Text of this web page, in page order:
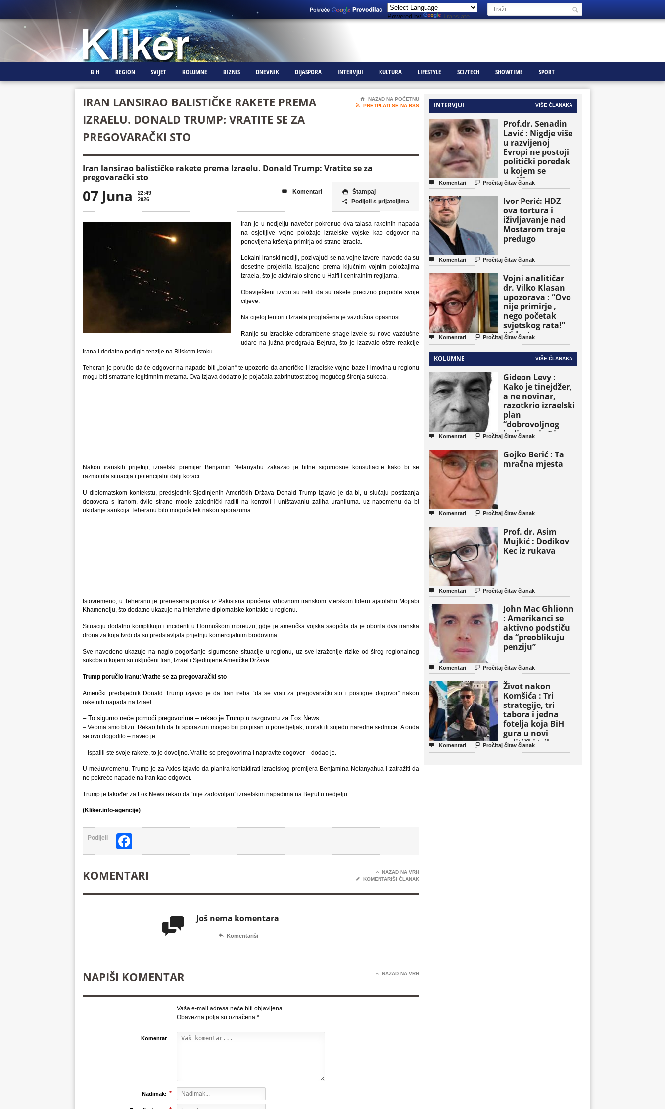
Powered by Translate
BIH REGION SVIJET KOLUMNE BIZNIS DNEVNIK DIJASPORA INTERVJUI KULTURA LIFESTYLE SCI/TECH SHOWTIME SPORT
IRAN LANSIRAO BALISTIČKE RAKETE PREMA
IZRAELU. DONALD TRUMP: VRATITE SE ZA
PREGOVARAČKI STO
⌂
NAZAD NA POČETNU

PRETPLATI SE NA RSS
Iran lansirao balističke rakete prema Izraelu. Donald Trump: Vratite se za
pregovarački sto
07 Juna
22:49
2026
 Štampaj
 Podijeli s prijateljima
 Komentari
Iran je u nedjelju navečer pokrenuo dva talasa raketnih napada
na osjetljive vojne položaje izraelske vojske kao odgovor na
ponovljena kršenja primirja od strane Izraela.
Lokalni iranski mediji, pozivajući se na vojne izvore, navode da su
desetine projektila ispaljene prema ključnim vojnim položajima
Izraela, što je aktiviralo sirene u Haifi i centralnim regijama.
Obaviješteni izvori su rekli da su rakete precizno pogodile svoje
ciljeve.
Na cijeloj teritoriji Izraela proglašena je vazdušna opasnost.
Ranije su Izraelske odbrambene snage izvele su nove vazdušne
udare na južna predgrađa Bejruta, što je izazvalo oštre reakcije
Irana i dodatno podiglo tenzije na Bliskom istoku.
Teheran je poručio da će odgovor na napade biti „bolan“ te upozorio da američke i izraelske vojne baze i imovina u regionu
mogu biti smatrane legitimnim metama. Ova izjava dodatno je pojačala zabrinutost zbog mogućeg širenja sukoba.
Nakon iranskih prijetnji, izraelski premijer Benjamin Netanyahu zakazao je hitne sigurnosne konsultacije kako bi se
razmotrila situacija i potencijalni dalji koraci.
U diplomatskom kontekstu, predsjednik Sjedinjenih Američkih Država Donald Trump izjavio je da bi, u slučaju postizanja
dogovora s Iranom, dvije strane mogle zajednički raditi na kontroli i uništavanju zaliha uranijuma, uz napomenu da bi
ukidanje sankcija Teheranu bilo moguće tek nakon sporazuma.
Istovremeno, u Teheranu je prenesena poruka iz Pakistana upućena vrhovnom iranskom vjerskom lideru ajatolahu Mojtabi
Khameneiju, što dodatno ukazuje na intenzivne diplomatske kontakte u regionu.
Situaciju dodatno komplikuju i incidenti u Hormuškom moreuzu, gdje je američka vojska saopćila da je oborila dva iranska
drona za koja tvrdi da su predstavljala prijetnju komercijalnim brodovima.
Sve navedeno ukazuje na naglo pogoršanje sigurnosne situacije u regionu, uz sve izraženije rizike od šireg regionalnog
sukoba u kojem su uključeni Iran, Izrael i Sjedinjene Američke Države.
Trump poručio Iranu: Vratite se za pregovarački sto
Američki predsjednik Donald Trump izjavio je da Iran treba “da se vrati za pregovarački sto i postigne dogovor” nakon
raketnih napada na Izrael.
– To sigurno neće pomoći pregovorima – rekao je Trump u razgovoru za Fox News.
– Veoma smo blizu. Rekao bih da bi sporazum mogao biti potpisan u ponedjeljak, utorak ili srijedu naredne sedmice. A onda
se ovo dogodilo – naveo je.
– Ispalili ste svoje rakete, to je dovoljno. Vratite se pregovorima i napravite dogovor – dodao je.
U međuvremenu, Trump je za Axios izjavio da planira kontaktirati izraelskog premijera Benjamina Netanyahua i zatražiti da
ne pokreće napade na Iran kao odgovor.
Trump je također za Fox News rekao da “nije zadovoljan” izraelskim napadima na Bejrut u nedjelju.
(Kliker.info-agencije)
Podijeli
KOMENTARI 
NAZAD NA VRH
✎
KOMENTARIŠI ČLANAK
 Još nema komentara
 Komentariši
NAPIŠI KOMENTAR  NAZAD NA VRH
Vaša e-mail adresa neće biti objavljena.
Obavezna polja su označena *
Komentar
Nadimak: *
INTERVJUI VIŠE ČLANAKA
Prof.dr. Senadin
Lavić : Nigdje više
u razvijenoj
Evropi ne postoji
politički poredak
u kojem se
etničke grupe
pojavljuju kao
osnovne političke
jedinice
 Komentari  Pročitaj čitav članak
Ivor Perić: HDZ-
ova tortura i
iživljavanje nad
Mostarom traje
predugo
 Komentari  Pročitaj čitav članak
Vojni analitičar
dr. Vilko Klasan
upozorava : “Ovo
nije primirje ,
nego početak
svjetskog rata!”
(Video)
 Komentari  Pročitaj čitav članak
KOLUMNE VIŠE ČLANAKA
Gideon Levy :
Kako je tinejdžer,
a ne novinar,
razotkrio izraelski
plan
“dobrovoljnog
iseljavanja ” iz
Gaze
 Komentari  Pročitaj čitav članak
Gojko Berić : Ta
mračna mjesta
 Komentari  Pročitaj čitav članak
Prof. dr. Asim
Mujkić : Dodikov
Kec iz rukava
 Komentari  Pročitaj čitav članak
John Mac Ghlionn
: Amerikanci se
aktivno podstiču
da “preoblikuju
penziju”
 Komentari  Pročitaj čitav članak
Život nakon
Komšića : Tri
strategije, tri
tabora i jedna
fotelja koja BiH
gura u novi
politički triler
 Komentari  Pročitaj čitav članak